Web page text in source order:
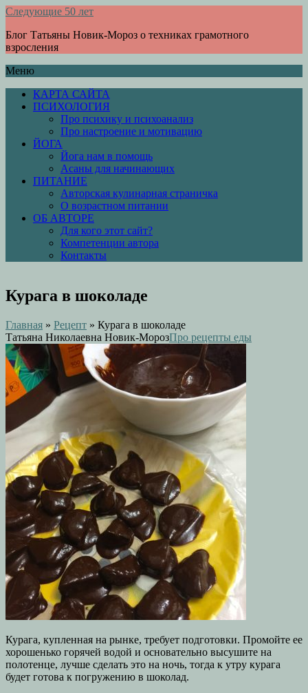
Следующие 50 лет
Блог Татьяны Новик-Мороз о техниках грамотного
взросления
Меню
КАРТА САЙТА
ПСИХОЛОГИЯ
Про психику и психоанализ
Про настроение и мотивацию
ЙОГА
Йога нам в помощь
Асаны для начинающих
ПИТАНИЕ
Авторская кулинарная страничка
О возрастном питании
ОБ АВТОРЕ
Для кого этот сайт?
Компетенции автора
Контакты
Курага в шоколаде
Главная » Рецепт » Курага в шоколаде
Татьяна Николаевна Новик-МорозПро рецепты еды
Курага, купленная на рынке, требует подготовки. Промойте ее
хорошенько горячей водой и основательно высушите на
полотенце, лучше сделать это на ночь, тогда к утру курага
будет готова к погружению в шоколад.